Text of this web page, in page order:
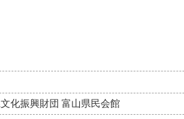
化振興財団 富山県民会館